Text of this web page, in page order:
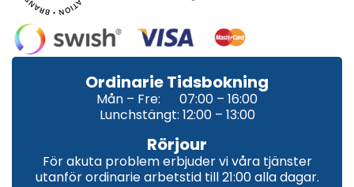
Ordinarie Tidsbokning
Mån – Fre: 07:00 – 16:00
Lunchstängt: 12:00 – 13:00
Rörjour
För akuta problem erbjuder vi våra tjänster
utanför ordinarie arbetstid till 21:00 alla dagar.